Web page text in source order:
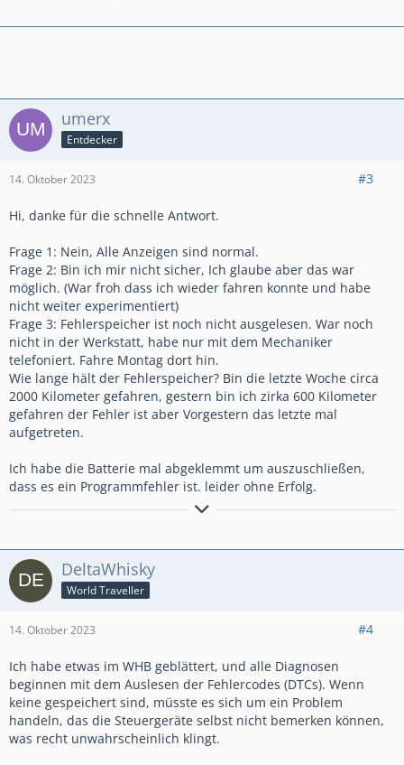
umerx
Entdecker
14. Oktober 2023 #3
Hi, danke für die schnelle Antwort.
Frage 1: Nein, Alle Anzeigen sind normal.
Frage 2: Bin ich mir nicht sicher, Ich glaube aber das war
möglich. (War froh dass ich wieder fahren konnte und habe
nicht weiter experimentiert)
Frage 3: Fehlerspeicher ist noch nicht ausgelesen. War noch
nicht in der Werkstatt, habe nur mit dem Mechaniker
telefoniert. Fahre Montag dort hin.
Wie lange hält der Fehlerspeicher? Bin die letzte Woche circa
2000 Kilometer gefahren, gestern bin ich zirka 600 Kilometer
gefahren der Fehler ist aber Vorgestern das letzte mal
aufgetreten.
Ich habe die Batterie mal abgeklemmt um auszuschließen,
dass es ein Programmfehler ist. leider ohne Erfolg.
DeltaWhisky
World Traveller
14. Oktober 2023 #4
Ich habe etwas im WHB geblättert, und alle Diagnosen
beginnen mit dem Auslesen der Fehlercodes (DTCs). Wenn
keine gespeichert sind, müsste es sich um ein Problem
handeln, das die Steuergeräte selbst nicht bemerken können,
was recht unwahrscheinlich klingt.